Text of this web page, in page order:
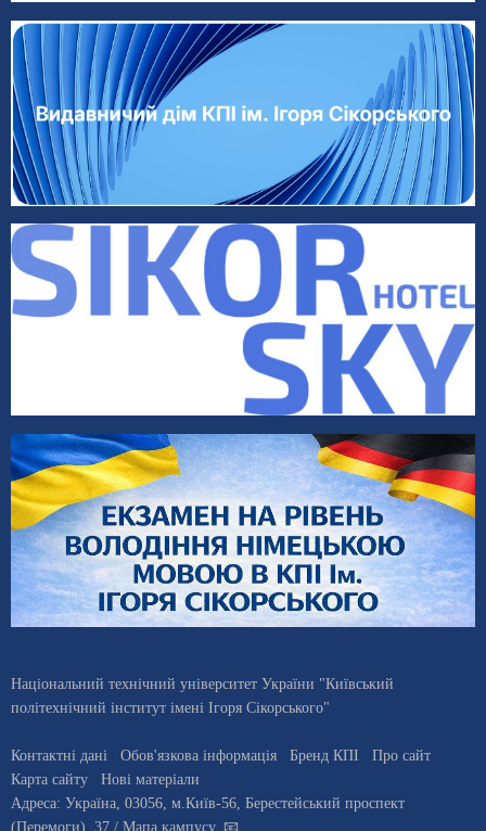
Національний технічний університет України "Київський
політехнічний інститут імені Ігоря Сікорського"
Контактні дані Обов'язкова інформація Бренд КПІ
Про сайт
Карта сайту
Нові матеріали
Адреса: Україна 03056 , м. Київ-56, Берестейський проспект
(Перемоги), 37 / Мапа кампусу, 📧